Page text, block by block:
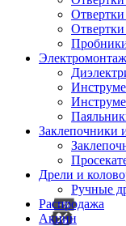
Отвертки
Заклепочники
Дрели и
Ручные
Распродажа
Акции